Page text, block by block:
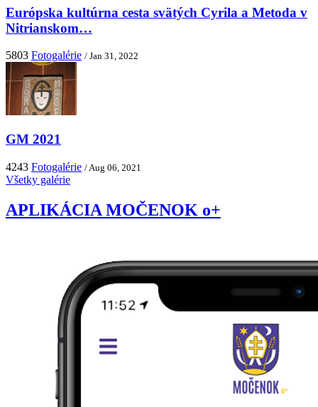
Európska kultúrna cesta svätých Cyrila a Metoda v
Nitrianskom…
5803 Fotogalérie / Jan 31, 2022
GM 2021
4243 Fotogalérie / Aug 06, 2021
Všetky galérie
APLIKÁCIA MOČENOK o+